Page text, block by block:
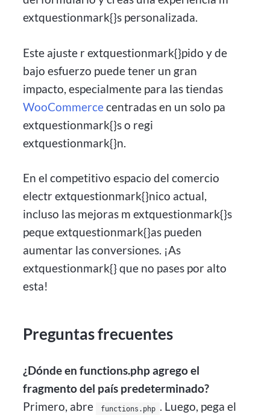
extquestionmark{}s personalizada.
Este ajuste r extquestionmark{}pido y de
bajo esfuerzo puede tener un gran
impacto, especialmente para las tiendas
WooCommercecentradas en un solo pa
extquestionmark{}s o regi
extquestionmark{}n.
En el competitivo espacio del comercio
electr extquestionmark{}nico actual,
incluso las mejoras m extquestionmark{}s
peque extquestionmark{}as pueden
aumentar las conversiones. ¡As
extquestionmark{} que no pases por alto
esta!
Preguntas frecuentes
¿Dónde en functions.php agrego el
fragmento del país predeterminado?
Primero, abre
functions.php . Luego, pega el